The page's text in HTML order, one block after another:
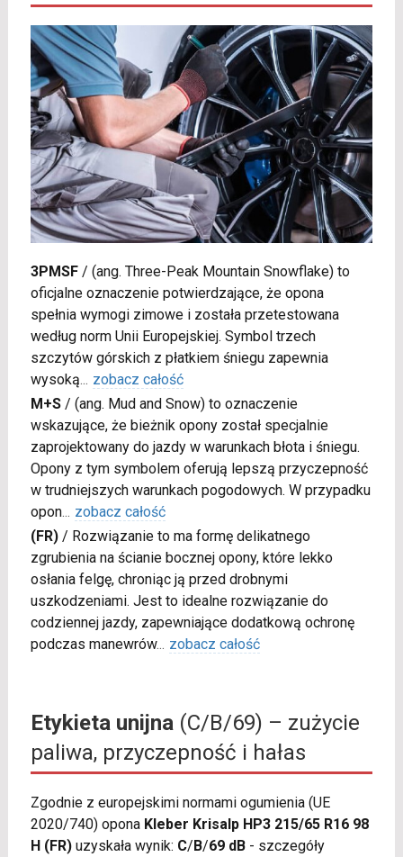
3PMSF/ (ang. Three-Peak Mountain Snowflake) to
oficjalne oznaczenie potwierdzające, że opona
spełnia wymogi zimowe i została przetestowana
według norm Unii Europejskiej. Symbol trzech
szczytów górskich z płatkiem śniegu zapewnia
wysoką... zobacz całość
M+S/ (ang. Mud and Snow) to oznaczenie
wskazujące, że bieżnik opony został specjalnie
zaprojektowany do jazdy w warunkach błota i śniegu.
Opony z tym symbolem oferują lepszą przyczepność
w trudniejszych warunkach pogodowych. W przypadku
opon... zobacz całość
(FR)/ Rozwiązanie to ma formę delikatnego
zgrubienia na ścianie bocznej opony, które lekko
osłania felgę, chroniąc ją przed drobnymi
uszkodzeniami. Jest to idealne rozwiązanie do
codziennej jazdy, zapewniające dodatkową ochronę
podczas manewrów... zobacz całość
Etykieta unijna(C/B/69) – zużycie
paliwa, przyczepność i hałas
Zgodnie z europejskimi normami ogumienia (UE
2020/740) opona Kleber Krisalp HP3 215/65 R16 98
H (FR)uzyskała wynik: C/B/69 dB- szczegóły